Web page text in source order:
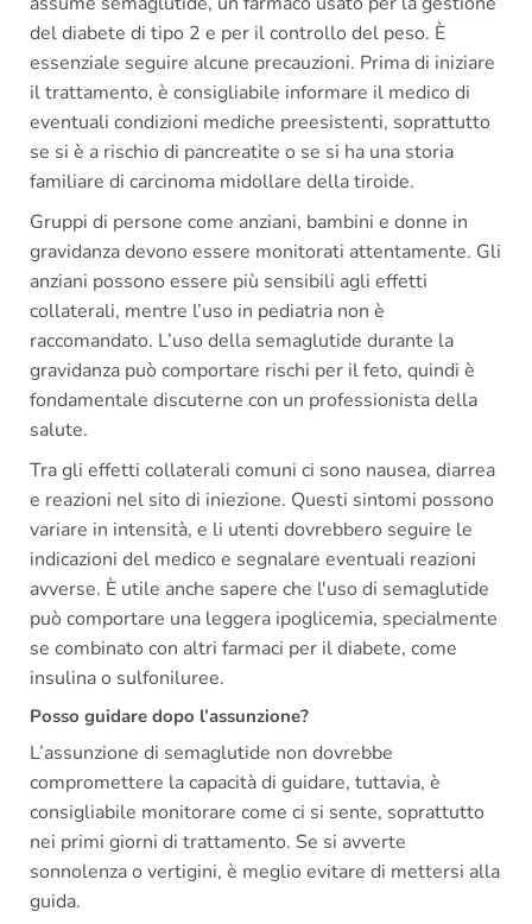
del diabete di tipo 2 e per il controllo del peso. È
essenziale seguire alcune precauzioni. Prima di iniziare
il trattamento, è consigliabile informare il medico di
eventuali condizioni mediche preesistenti, soprattutto
se si è a rischio di pancreatite o se si ha una storia
familiare di carcinoma midollare della tiroide.
Gruppi di persone come anziani, bambini e donne in
gravidanza devono essere monitorati attentamente. Gli
anziani possono essere più sensibili agli effetti
collaterali, mentre l’uso in pediatria non è
raccomandato. L’uso della semaglutide durante la
gravidanza può comportare rischi per il feto, quindi è
fondamentale discuterne con un professionista della
salute.
Tra gli effetti collaterali comuni ci sono nausea, diarrea
e reazioni nel sito di iniezione. Questi sintomi possono
variare in intensità, e li utenti dovrebbero seguire le
indicazioni del medico e segnalare eventuali reazioni
avverse. È utile anche sapere che l'uso di semaglutide
può comportare una leggera ipoglicemia, specialmente
se combinato con altri farmaci per il diabete, come
insulina o sulfoniluree.
Posso guidare dopo l’assunzione?
L’assunzione di semaglutide non dovrebbe
compromettere la capacità di guidare, tuttavia, è
consigliabile monitorare come ci si sente, soprattutto
nei primi giorni di trattamento. Se si avverte
sonnolenza o vertigini, è meglio evitare di mettersi alla
guida.